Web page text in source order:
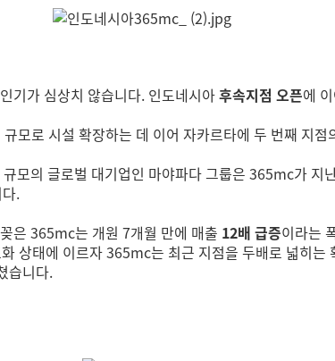
기가 심상치 않습니다. 인도네시아후속지점 오픈에
모로 시설 확장하는 데 이어 자카르타에 두 번째 지
모의 글로벌 대기업인 마야파다 그룹은 365mc가
.
은 365mc는 개원 7개월 만에 매출 12배 급증이라는
상태에 이르자 365mc는 최근 지점을 두배로 넓히
습니다.